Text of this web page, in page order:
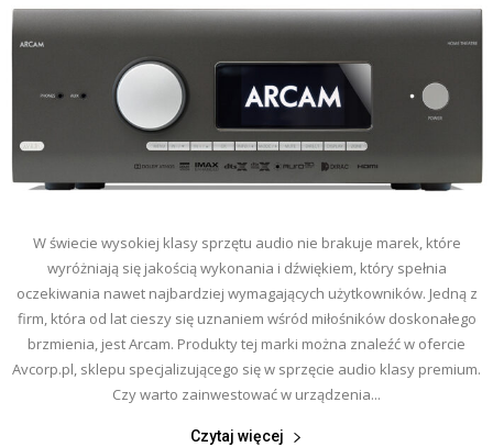
W świecie wysokiej klasy sprzętu audio nie brakuje marek, które
wyróżniają się jakością wykonania i dźwiękiem, który spełnia
oczekiwania nawet najbardziej wymagających użytkowników. Jedną z
firm, która od lat cieszy się uznaniem wśród miłośników doskonałego
brzmienia, jest Arcam. Produkty tej marki można znaleźć w ofercie
Avcorp.pl, sklepu specjalizującego się w sprzęcie audio klasy premium.
Czy warto zainwestować w urządzenia...
Czytaj więcej